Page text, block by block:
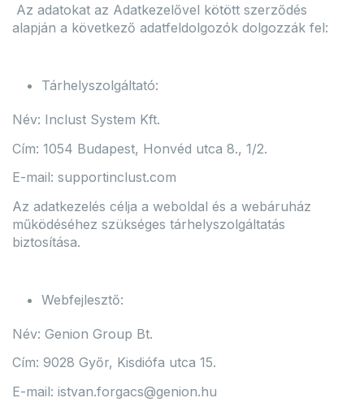
Az adatokat az Adatkezelővel kötött szerződés
alapján a következő adatfeldolgozók dolgozzák fel:
Tárhelyszolgáltató:
Név: Inclust System Kft.
Cím: 1054 Budapest, Honvéd utca 8., 1/2.
E-mail: supportinclust.com
Az adatkezelés célja a weboldal és a webáruház
működéséhez szükséges tárhelyszolgáltatás
biztosítása.
Webfejlesztő:
Név: Genion Group Bt.
Cím: 9028 Győr, Kisdiófa utca 15.
E-mail: istvan.forgacs@genion.hu